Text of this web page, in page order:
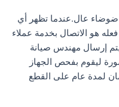
عال.عندما تظهر أي
هو الاتصال بخدمة عملاء
إرسال مهندس صيانة
ليقوم بفحص الجهاز
لمدة عام على القطع